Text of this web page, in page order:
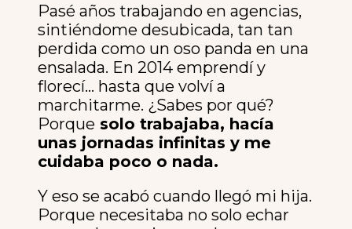
Pasé años trabajando en agencias,
sintiéndome desubicada, tan tan
perdida como un oso panda en una
ensalada. En 2014 emprendí y
florecí… hasta que volví a
marchitarme. ¿Sabes por qué?
Porque solo trabajaba, hacía
unas jornadas infinitas y me
cuidaba poco o nada.
Y eso se acabó cuando llegó mi hija.
Porque necesitaba no solo echar